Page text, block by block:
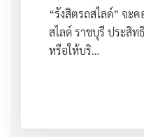
“รังสิตรถสไลด์” จะ
สไลด์ ราชบุรี ประสิ
หรือให้บริ…